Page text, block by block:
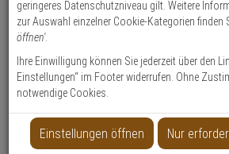
Zeichen
ein,
um
Suche
gestartet
Festplatte - S300 2TB
Produktmerkmale
Datenblatt drucken
Weitere Varianten...
geringeres Datenschutzniveau gilt. Weitere
zur Auswahl einzelner Cookie-Kategorien finden
öffnen'.
Ihre Einwilligung können Sie jederzeit über den
Einstellungen“ im Footer widerrufen. Ohne
notwendige Cookies.
Einstellungen öffnen Nur